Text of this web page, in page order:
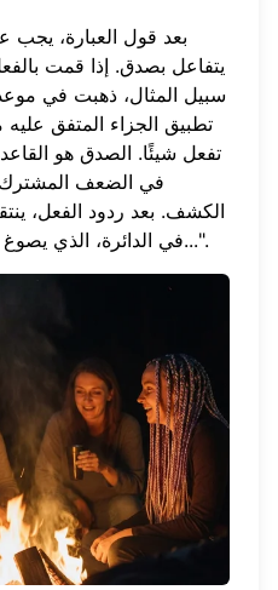
بعد قول العبارة،
يتفاعل بصدق. إذا قمت
سبيل المثال، ذهبت في
تطبيق الجزاء المتفق عليه
تفعل شيئًا. الصدق هو
في الضعف المشترك
الكشف. بعد ردود الفعل،
في الدائرة، الذي يصوغ عبارة جديدة "لم أفعلها قط...".